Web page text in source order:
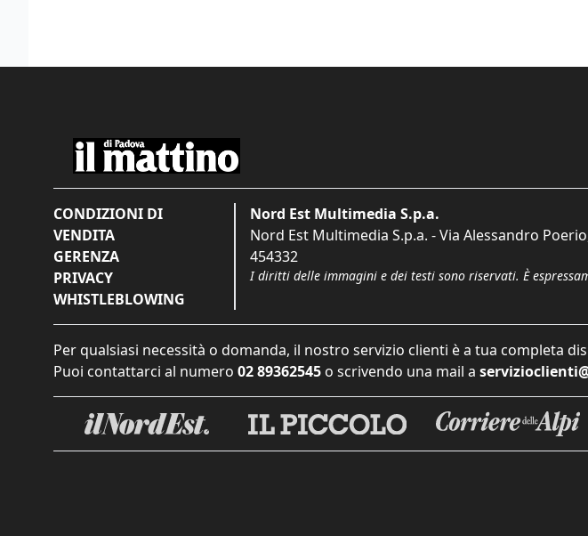
CONDIZIONI DI
VENDITA
GERENZA
PRIVACY
WHISTLEBLOWING
Nord Est Multimedia S.p.a.
Nord Est Multimedia S.p.a. - Via Alessandro Poerio,
454332
I diritti delle immagini e dei testi sono riservati. È
Per qualsiasi necessità o domanda, il nostro servizio clienti è a tua completa
Puoi contattarci al numero 02 89362545 o scrivendo una mail a